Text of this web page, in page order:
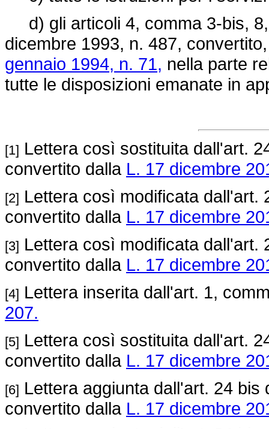
d) gli articoli 4, comma 3-bis, 8,
dicembre 1993, n. 487,
gennaio 1994, n. 71, nella parte
tutte le disposizioni emanate in
[1] Lettera così sostituita dall'art.
convertito dalla L. 17 dicembre
[2] Lettera così modificata dall'art.
convertito dalla L. 17 dicembre
[3] Lettera così modificata dall'art.
convertito dalla L. 17 dicembre
[4] Lettera inserita dall'art. 1,
207.
[5] Lettera così sostituita dall'art.
convertito dalla L. 17 dicembre
[6] Lettera aggiunta dall'art. 24 bis
convertito dalla L. 17 dicembre